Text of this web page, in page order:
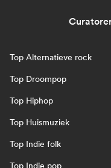
Top Alternatieve rock
Top Droompop
Top Hiphop
Top Huismuziek
Top Indie folk
Top Indie pop